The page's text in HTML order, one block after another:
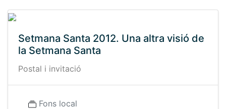
Setmana Santa 2012. Una altra visió de
la Setmana Santa
Postal i invitació
Fons local